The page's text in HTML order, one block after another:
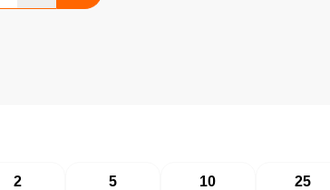
2
5
10
25